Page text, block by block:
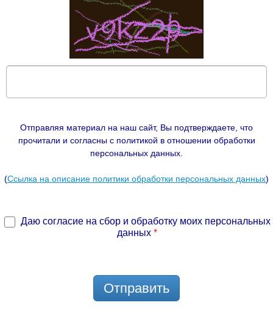
Отправляя материал на наш сайт, Вы подтверждаете, что
прочитали и согласны с политикой в отношении обработки
персональных данных.
(Ссылка на описание политики обработки персональных данных)
Даю согласие на сбор и обработку моих персональных
данных *
Отправить